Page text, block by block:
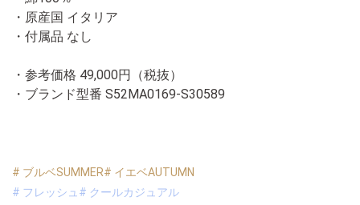
・原産国 イタリア
・付属品 なし
・参考価格 49,000円（税抜）
・ブランド型番 S52MA0169-S30589
# ブルベSUMMER# イエベAUTUMN
# フレッシュ# クールカジュアル